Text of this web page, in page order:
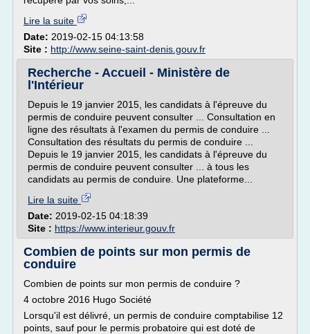
Lire la suite
Date: 2019-02-15 04:13:58
Site : http://www.seine-saint-denis.gouv.fr
Recherche - Accueil - Ministère de
l'Intérieur
Depuis le 19 janvier 2015, les candidats à l'épreuve du
permis de conduire peuvent consulter ... Consultation en
ligne des résultats à l'examen du permis de conduire ...
Consultation des résultats du permis de conduire ...
Depuis le 19 janvier 2015, les candidats à l'épreuve du
permis de conduire peuvent consulter ... à tous les
candidats au permis de conduire. Une plateforme...
Lire la suite
Date: 2019-02-15 04:18:39
Site : https://www.interieur.gouv.fr
Combien de points sur mon permis de
conduire
Combien de points sur mon permis de conduire ?
4 octobre 2016 Hugo Société
Lorsqu'il est délivré, un permis de conduire comptabilise 12
points, sauf pour le permis probatoire qui est doté de